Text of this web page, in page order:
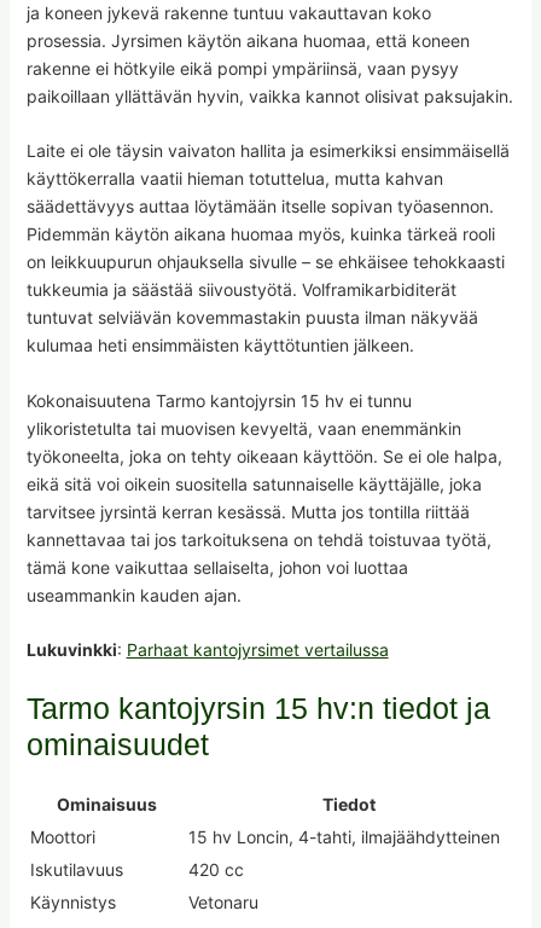
ja koneen jykevä rakenne tuntuu vakauttavan koko
prosessia. Jyrsimen käytön aikana huomaa, että koneen
rakenne ei hötkyile eikä pompi ympäriinsä, vaan pysyy
paikoillaan yllättävän hyvin, vaikka kannot olisivat paksujakin.
Laite ei ole täysin vaivaton hallita ja esimerkiksi ensimmäisellä
käyttökerralla vaatii hieman totuttelua, mutta kahvan
säädettävyys auttaa löytämään itselle sopivan työasennon.
Pidemmän käytön aikana huomaa myös, kuinka tärkeä rooli
on leikkuupurun ohjauksella sivulle – se ehkäisee tehokkaasti
tukkeumia ja säästää siivoustyötä. Volframikarbiditerät
tuntuvat selviävän kovemmastakin puusta ilman näkyvää
kulumaa heti ensimmäisten käyttötuntien jälkeen.
Kokonaisuutena Tarmo kantojyrsin 15 hv ei tunnu
ylikoristetulta tai muovisen kevyeltä, vaan enemmänkin
työkoneelta, joka on tehty oikeaan käyttöön. Se ei ole halpa,
eikä sitä voi oikein suositella satunnaiselle käyttäjälle, joka
tarvitsee jyrsintä kerran kesässä. Mutta jos tontilla riittää
kannettavaa tai jos tarkoituksena on tehdä toistuvaa työtä,
tämä kone vaikuttaa sellaiselta, johon voi luottaa
useammankin kauden ajan.
Lukuvinkki: Parhaat kantojyrsimet vertailussa
Tarmo kantojyrsin 15 hv:n tiedot ja
ominaisuudet
Ominaisuus
Tiedot
Moottori
15 hv Loncin, 4-tahti, ilmajäähdytteinen
Iskutilavuus
420 cc
Käynnistys
Vetonaru